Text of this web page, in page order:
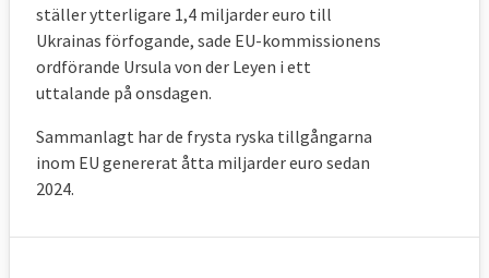
ställer ytterligare 1,4 miljarder euro till
Ukrainas förfogande, sade EU-kommissionens
ordförande Ursula von der Leyen i ett
uttalande på onsdagen.
Sammanlagt har de frysta ryska tillgångarna
inom EU genererat åtta miljarder euro sedan
2024.